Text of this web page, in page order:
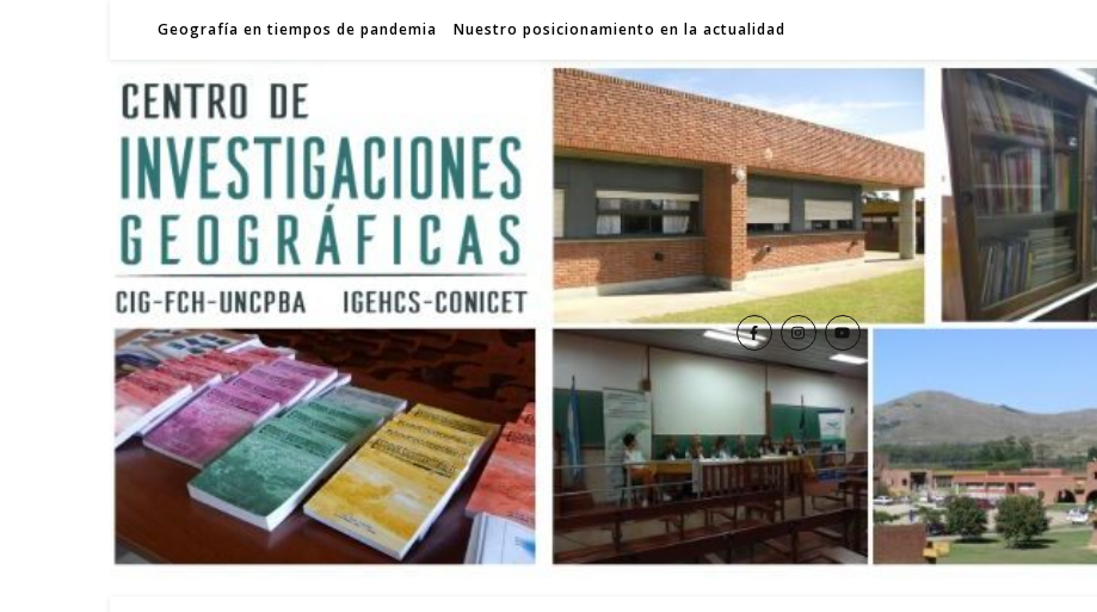
Geografía en tiempos de pandemia Nuestro posicionamiento en la actualidad